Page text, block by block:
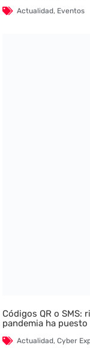
Actualidad, Eventos
Códigos QR o SMS:
pandemia ha puesto
Actualidad,Cyber